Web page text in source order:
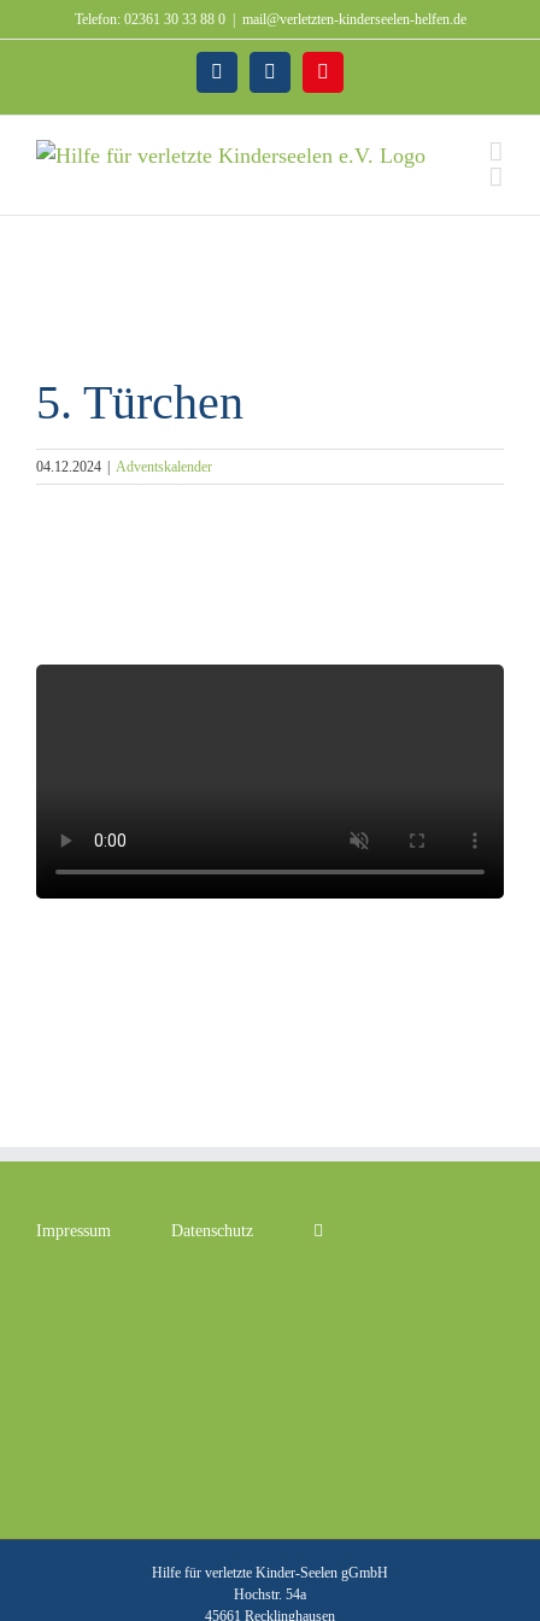
Inhalt
Telefon: 02361 30 33 88 0 mail@verletzten-kinderseelen-helfen.de
FacebookInstagramSpenden
5. Türchen
04.12.2024 Adventskalender
Impressum Datenschutz
Hilfe für verletzte Kinder-Seelen gGmbH
Hochstr. 54a
45661 Recklinghausen